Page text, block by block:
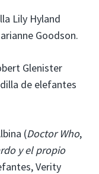
Lily Hyland
Goodson.
Glenister
de elefantes
(Doctor Who,
y el propio
Verity